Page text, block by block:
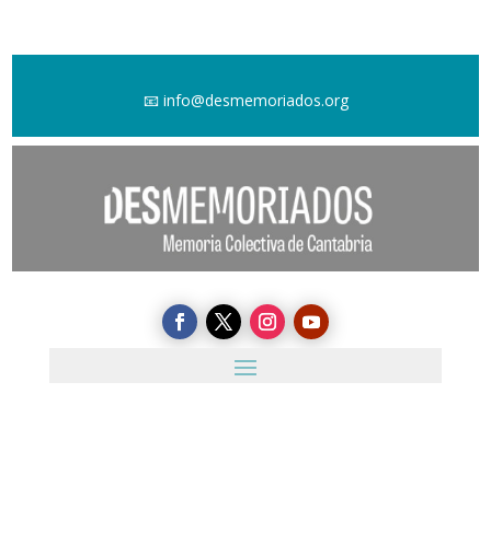
📧 info@desmemoriados.org